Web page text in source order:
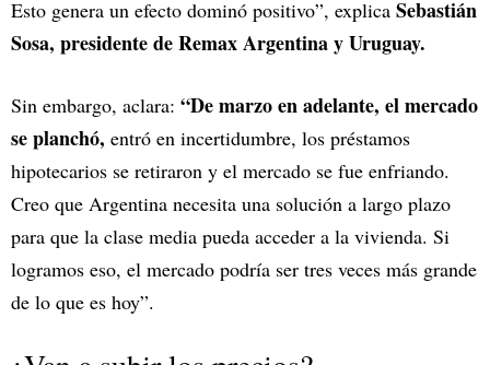
Esto genera un efecto dominó positivo”, explica Sebastián
Sosa, presidente de Remax Argentina y Uruguay.
Sin embargo, aclara: “De marzo en adelante, el mercado
se planchó, entró en incertidumbre, los préstamos
hipotecarios se retiraron y el mercado se fue enfriando.
Creo que Argentina necesita una solución a largo plazo
para que la clase media pueda acceder a la vivienda. Si
logramos eso, el mercado podría ser tres veces más grande
de lo que es hoy”.